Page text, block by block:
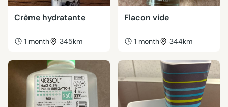
Crème hydratante
1 month 345km
Flacon vide
1 month 344km